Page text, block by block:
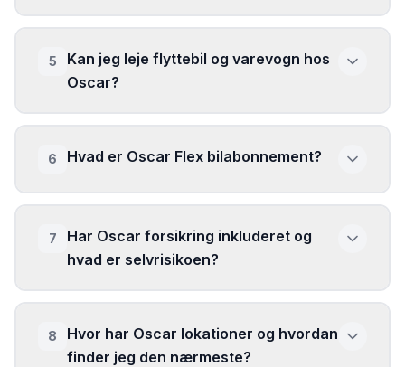
5
Kan jeg leje flyttebil og varevogn hos
Oscar?
6 Hvad er Oscar Flex bilabonnement?
7
Har Oscar forsikring inkluderet og
hvad er selvrisikoen?
8
Hvor har Oscar lokationer og hvordan
finder jeg den nærmeste?